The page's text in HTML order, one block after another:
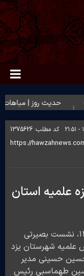
حدیث روز | مباهات
کد مطلب: 1375626
علمیه استان
حوزه/ امروز یکشنبه ۶ اردیبهشت‌ماه ١۴٠۵، نشست بصیرتی
علمیه شهرستان یزد
حسینی مدیر
طهماسبی رئیس